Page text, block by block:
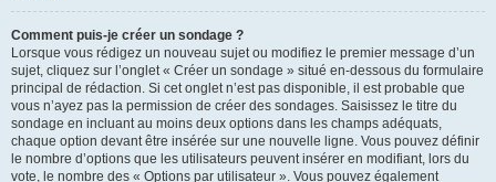
Comment puis-je créer un sondage ?
Lorsque vous rédigez un nouveau sujet ou modifiez le premier message d’un
sujet, cliquez sur l’onglet « Créer un sondage » situé en-dessous du formulaire
principal de rédaction. Si cet onglet n’est pas disponible, il est probable que
vous n’ayez pas la permission de créer des sondages. Saisissez le titre du
sondage en incluant au moins deux options dans les champs adéquats,
chaque option devant être insérée sur une nouvelle ligne. Vous pouvez définir
le nombre d’options que les utilisateurs peuvent insérer en modifiant, lors du
vote, le nombre des « Options par utilisateur ». Vous pouvez également